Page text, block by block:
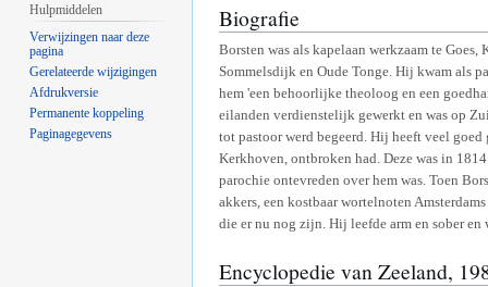
Biografie
Borsten was als kapelaan werkzaam te
Sommelsdijk en Oude Tonge. Hij kwam als
hem 'een behoorlijke theoloog en een
eilanden verdienstelijk gewerkt en was op
tot pastoor werd begeerd. Hij heeft veel goed
Kerkhoven, ontbroken had. Deze was in
parochie ontevreden over hem was. Toen
akkers, een kostbaar wortelnoten
die er nu nog zijn. Hij leefde arm en sober
Encyclopedie van Zeeland,
Hulpmiddelen
Verwijzingen naar deze
pagina
Gerelateerde wijzigingen
Afdrukversie
Permanente koppeling
Paginagegevens